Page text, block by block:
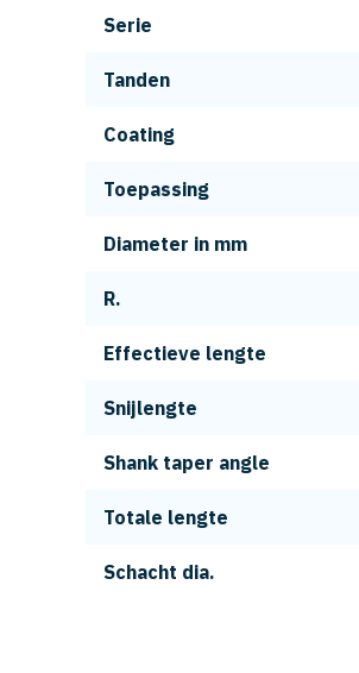
Serie
Tanden
Coating
Toepassing
Diameter in mm
R.
Effectieve lengte
Snijlengte
Shank taper angle
Totale lengte
Schacht dia.